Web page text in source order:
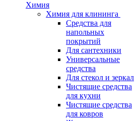
Химия
Химия для клининга
Средства для
напольных
покрытий
Для сантехники
Универсальные
средства
Для стекол и зеркал
Чистящие средства
для кухни
Чистящие средства
для ковров